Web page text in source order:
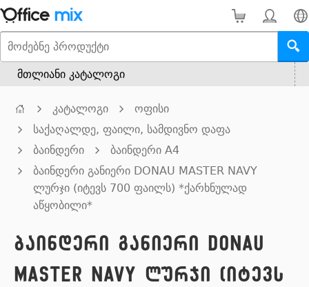
მთლიანი კატალოგი
კატალოგი
ოფისი
საქაღალდე, ფაილი, სამდივნო დაფა
ბაინდერი
ბაინდერი A4
ბაინდერი განიერი DONAU MASTER NAVY
ლურჯი (იტევს 700 ფაილს) *ქარხნულად
აწყობილი*
ბაინდერი განიერი DONAU
MASTER NAVY ლურჯი (იტევს